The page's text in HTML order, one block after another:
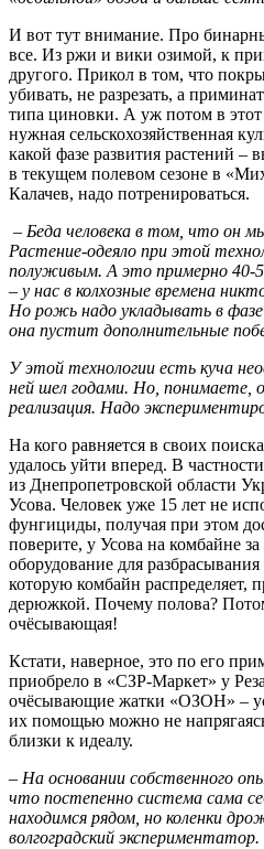
И вот тут внимание. Про
все. Из ржи и вики озимой, к
другого. Прикол в том, что
убивать, не разрезать, а
типа циновки. А уж потом в этот
нужная сельскохозяйственная
какой фазе развития растений –
в текущем полевом сезоне в
Калачев, надо потренироваться.
– Беда человека в том, что он
Растение-одеяло при этой
полуживым. А это примерно 40-
– у нас в колхозные времена
Но рожь надо укладывать в
она пустит дополнительные
У этой технологии есть куча
ней шел годами. Но, понимаете,
реализация. Надо
На кого равняется в своих
удалось уйти вперед. В
из Днепропетровской области
Усова. Человек уже 15 лет не
фунгициды, получая при этом
поверите, у Усова на комбайне
оборудование для
которую комбайн распределяет,
дерюжкой. Почему полова?
очёсывающая!
Кстати, наверное, это по его
приобрело в «СЗР-Маркет» у
очёсывающие жатки «ОЗОН» –
их помощью можно не
близки к идеалу.
– На основании собственного
что постепенно система сама
находимся рядом, но коленки
волгоградский экспериментатор.